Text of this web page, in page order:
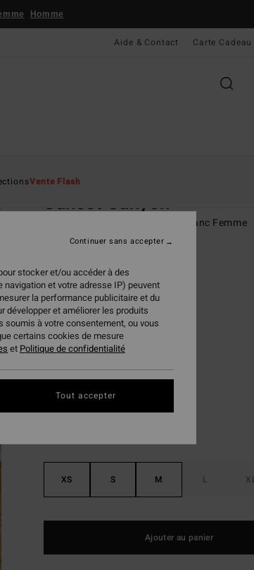
Homme
Aide & Contact Carte Cadeau
Vente Flash
Sunset Canyon
Pantalon avec taille élastique Blanc Femme
(2 Avis)
59,95 €
63%
22,48 €
BONS PLANS
VENTE FLASH 25% EXTRA
XS S M L
Ajouter au panier
stocker et/ou accéder à des
et votre adresse IP) peuvent
la performance publicitaire et du
développer et améliorer les produits
soumis à votre consentement, ou vous
certains cookies de mesure
et Politique de confidentialité
Continuer sans accepter
Tout accepter